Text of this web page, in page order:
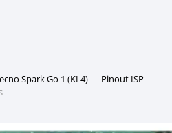
Spark Go 1 (KL4) — Pinout ISP